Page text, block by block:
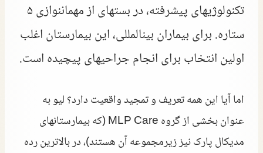
تکنولوژیهای پیشرفته، در بستهای از مهماننوازی ۵
ستاره. برای بیماران بینالمللی، این بیمارستان اغلب
اولین انتخاب برای انجام جراحیهای پیچیده است.
اما آیا این همه تعریف و تمجید واقعیت دارد؟ لیو به
عنوان بخشی از گروه MLP Care (که بیمارستانهای
مدیکال پارک نیز زیرمجموعه آن هستند)، در بالاترین رده